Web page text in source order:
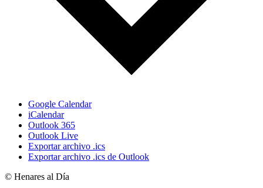
Google Calendar
iCalendar
Outlook 365
Outlook Live
Exportar archivo .ics
Exportar archivo .ics de Outlook
© Henares al Día